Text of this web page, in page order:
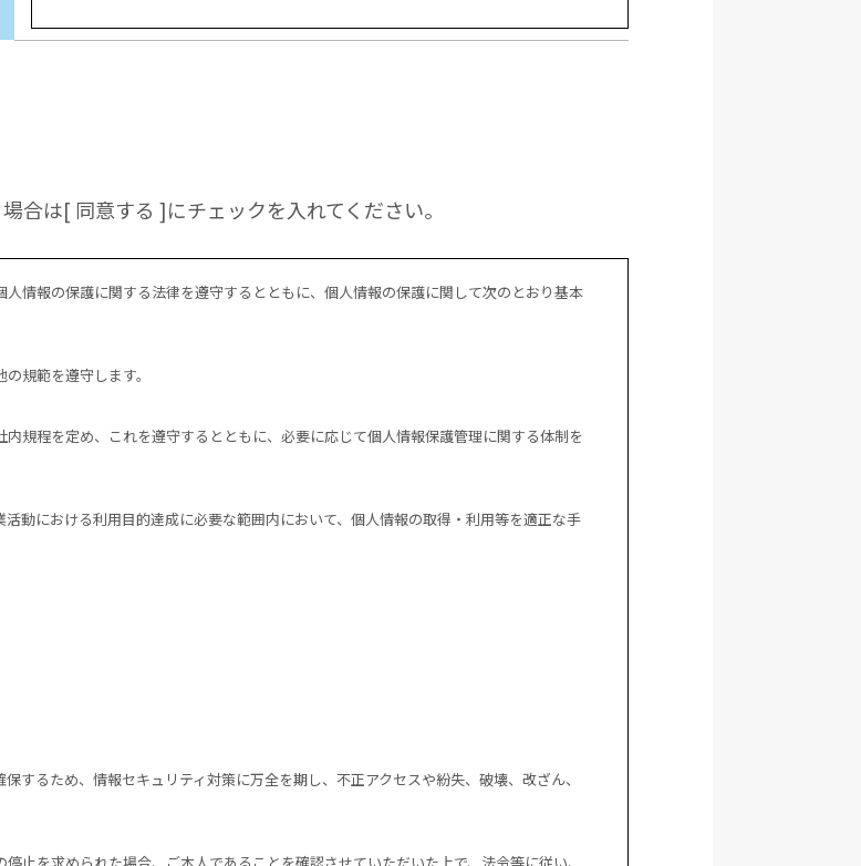
合は[ 同意する ]にチェックを入れてください。
情報の保護に関する法律を遵守するとともに、個人情報の保護に関して次のとおり基本
規範を遵守します。
規程を定め、これを遵守するとともに、必要に応じて個人情報保護管理に関する体制を
動における利用目的達成に必要な範囲内において、個人情報の取得・利用等を適正な手
するため、情報セキュリティ対策に万全を期し、不正アクセスや紛失、破壊、改ざん、